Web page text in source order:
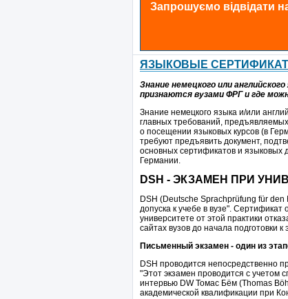
Запрошуємо відвідати
ЯЗЫКОВЫЕ
Знание немецкого или
признаются вузами ФРГ и где
Знание немецкого языка и/или
главных требований,
о посещении языковых курсов (в
требуют предъявить документ,
основных сертификатов и
Германии.
DSH - ЭКЗАМЕН ПРИ
DSH (Deutsche Sprachprüfung für
допуска к учебе в вузе".
университете от этой практики
сайтах вузов до начала подготовки к
Письменный экзамен - один из
DSH проводится непосредственно
"Этот экзамен проводится с учетом
интервью DW Томас Бём (Thomas
академической квалификации при